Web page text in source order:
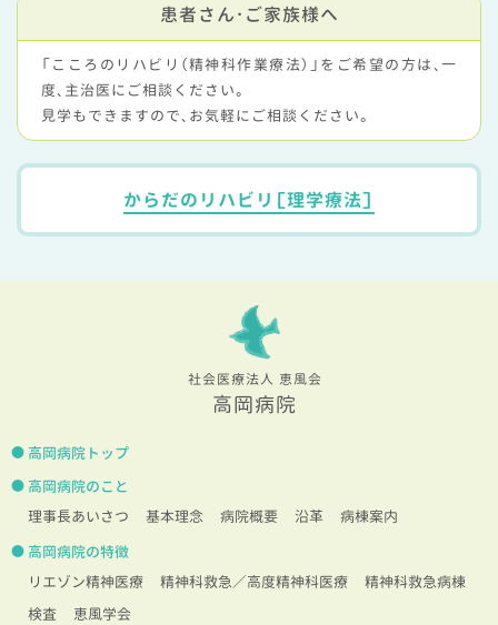
患者さん・ご家族様へ
「こころのリハビリ（精神科作業療法）」をご希望の方は、一
度、主治医にご相談ください。
見学もできますので、お気軽にご相談ください。
からだのリハビリ［理学療法］
社会医療法人 恵風会
高岡病院
高岡病院トップ
高岡病院のこと
理事長あいさつ
基本理念 病院概要 沿革
病棟案内
高岡病院の特徴
リエゾン精神医療
精神科救急／高度精神科医療
精神科救急病棟
検査
恵風学会